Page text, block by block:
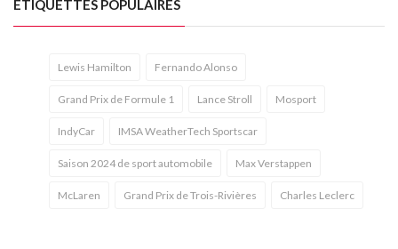
ÉTIQUETTES POPULAIRES
Lewis Hamilton Fernando Alonso
Grand Prix de Formule 1 Lance Stroll Mosport
IndyCar IMSA WeatherTech Sportscar
Saison 2024 de sport automobile Max Verstappen
McLaren Grand Prix de Trois-Rivières Charles Leclerc